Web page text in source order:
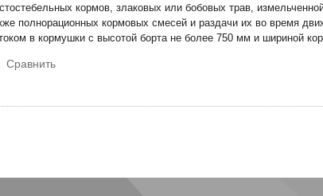
кормов, злаковых или бобовых трав,
полнорационных кормовых смесей и раздачи их во время
в кормушки с высотой борта не более 750 мм и шириной
Сравнить